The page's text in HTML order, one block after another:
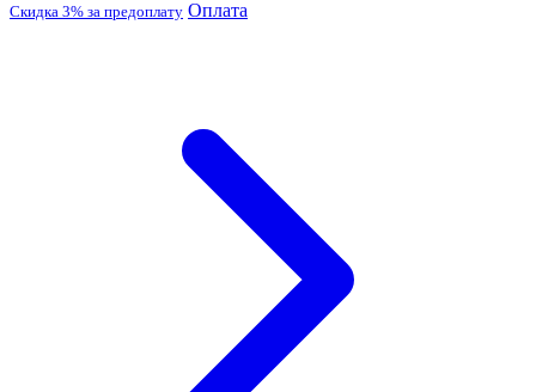
Скидка 3% за предоплату Оплата